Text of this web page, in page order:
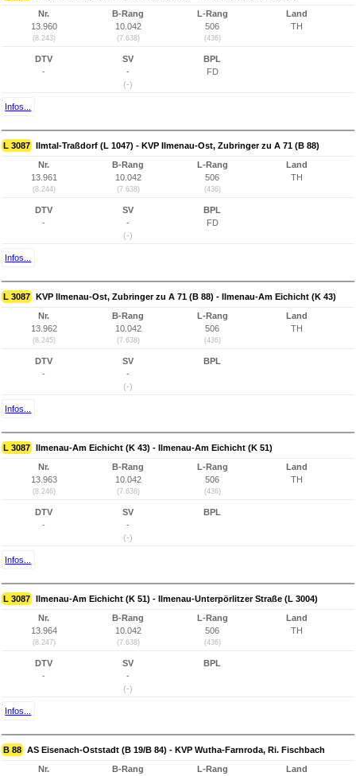
Nr.
13.960
(8.243)
B-Rang
10.042
(7.638)
L-Rang
506
(436)
Land
TH
DTV
-
SV
-
(-)
BPL
FD
Infos...
L 3087 Ilmtal-Traßdorf (L 1047) - KVP Ilmenau-Ost, Zubringer zu A 71 (B 88)
Nr.
13.961
(8.244)
B-Rang
10.042
(7.638)
L-Rang
506
(436)
Land
TH
DTV
-
SV
-
(-)
BPL
FD
Infos...
L 3087 KVP Ilmenau-Ost, Zubringer zu A 71 (B 88) - Ilmenau-Am Eichicht (K 43)
Nr.
13.962
(8.245)
B-Rang
10.042
(7.638)
L-Rang
506
(436)
Land
TH
DTV
-
SV
-
(-)
BPL
Infos...
L 3087 Ilmenau-Am Eichicht (K 43) - Ilmenau-Am Eichicht (K 51)
Nr.
13.963
(8.246)
B-Rang
10.042
(7.638)
L-Rang
506
(436)
Land
TH
DTV
-
SV
-
(-)
BPL
Infos...
L 3087 Ilmenau-Am Eichicht (K 51) - Ilmenau-Unterpörlitzer Straße (L 3004)
Nr.
13.964
(8.247)
B-Rang
10.042
(7.638)
L-Rang
506
(436)
Land
TH
DTV
-
SV
-
(-)
BPL
Infos...
B 88 AS Eisenach-Oststadt (B 19/B 84) - KVP Wutha-Farnroda, Ri. Fischbach
Nr.
B-Rang
L-Rang
Land